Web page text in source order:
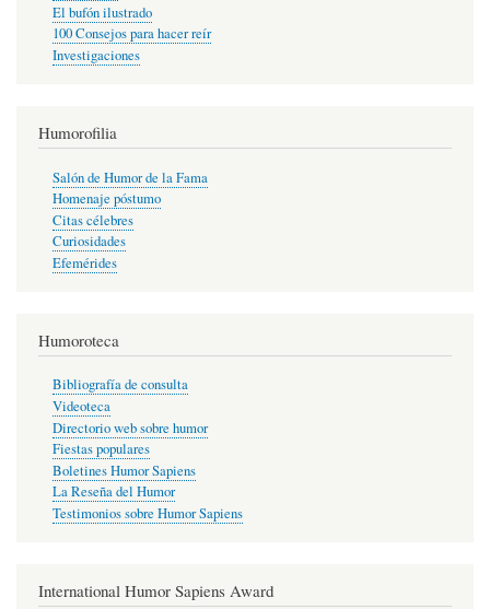
El bufón ilustrado
100 Consejos para hacer reír
Investigaciones
Humorofilia
Salón de Humor de la Fama
Homenaje póstumo
Citas célebres
Curiosidades
Efemérides
Humoroteca
Bibliografía de consulta
Videoteca
Directorio web sobre humor
Fiestas populares
Boletines Humor Sapiens
La Reseña del Humor
Testimonios sobre Humor Sapiens
International Humor Sapiens Award